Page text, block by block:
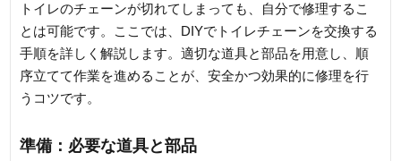
トイレのチェーンが切れてしまっても、自分で修理するこ
とは可能です。ここでは、DIYでトイレチェーンを交換する
手順を詳しく解説します。適切な道具と部品を用意し、順
序立てて作業を進めることが、安全かつ効果的に修理を行
うコツです。
準備：必要な道具と部品